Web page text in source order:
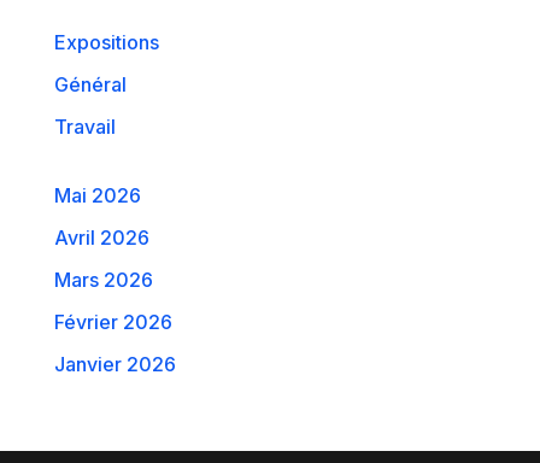
Expositions
Général
Travail
Mai 2026
Avril 2026
Mars 2026
Février 2026
Janvier 2026